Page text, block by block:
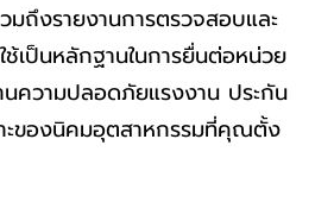
ถึงรายงานการตรวจสอบและ
ช้เป็นหลักฐานในการยื่นต่อหน่วย
นความปลอดภัยแรงงาน ประกัน
ะของนิคมอุตสาหกรรมที่คุณตั้ง